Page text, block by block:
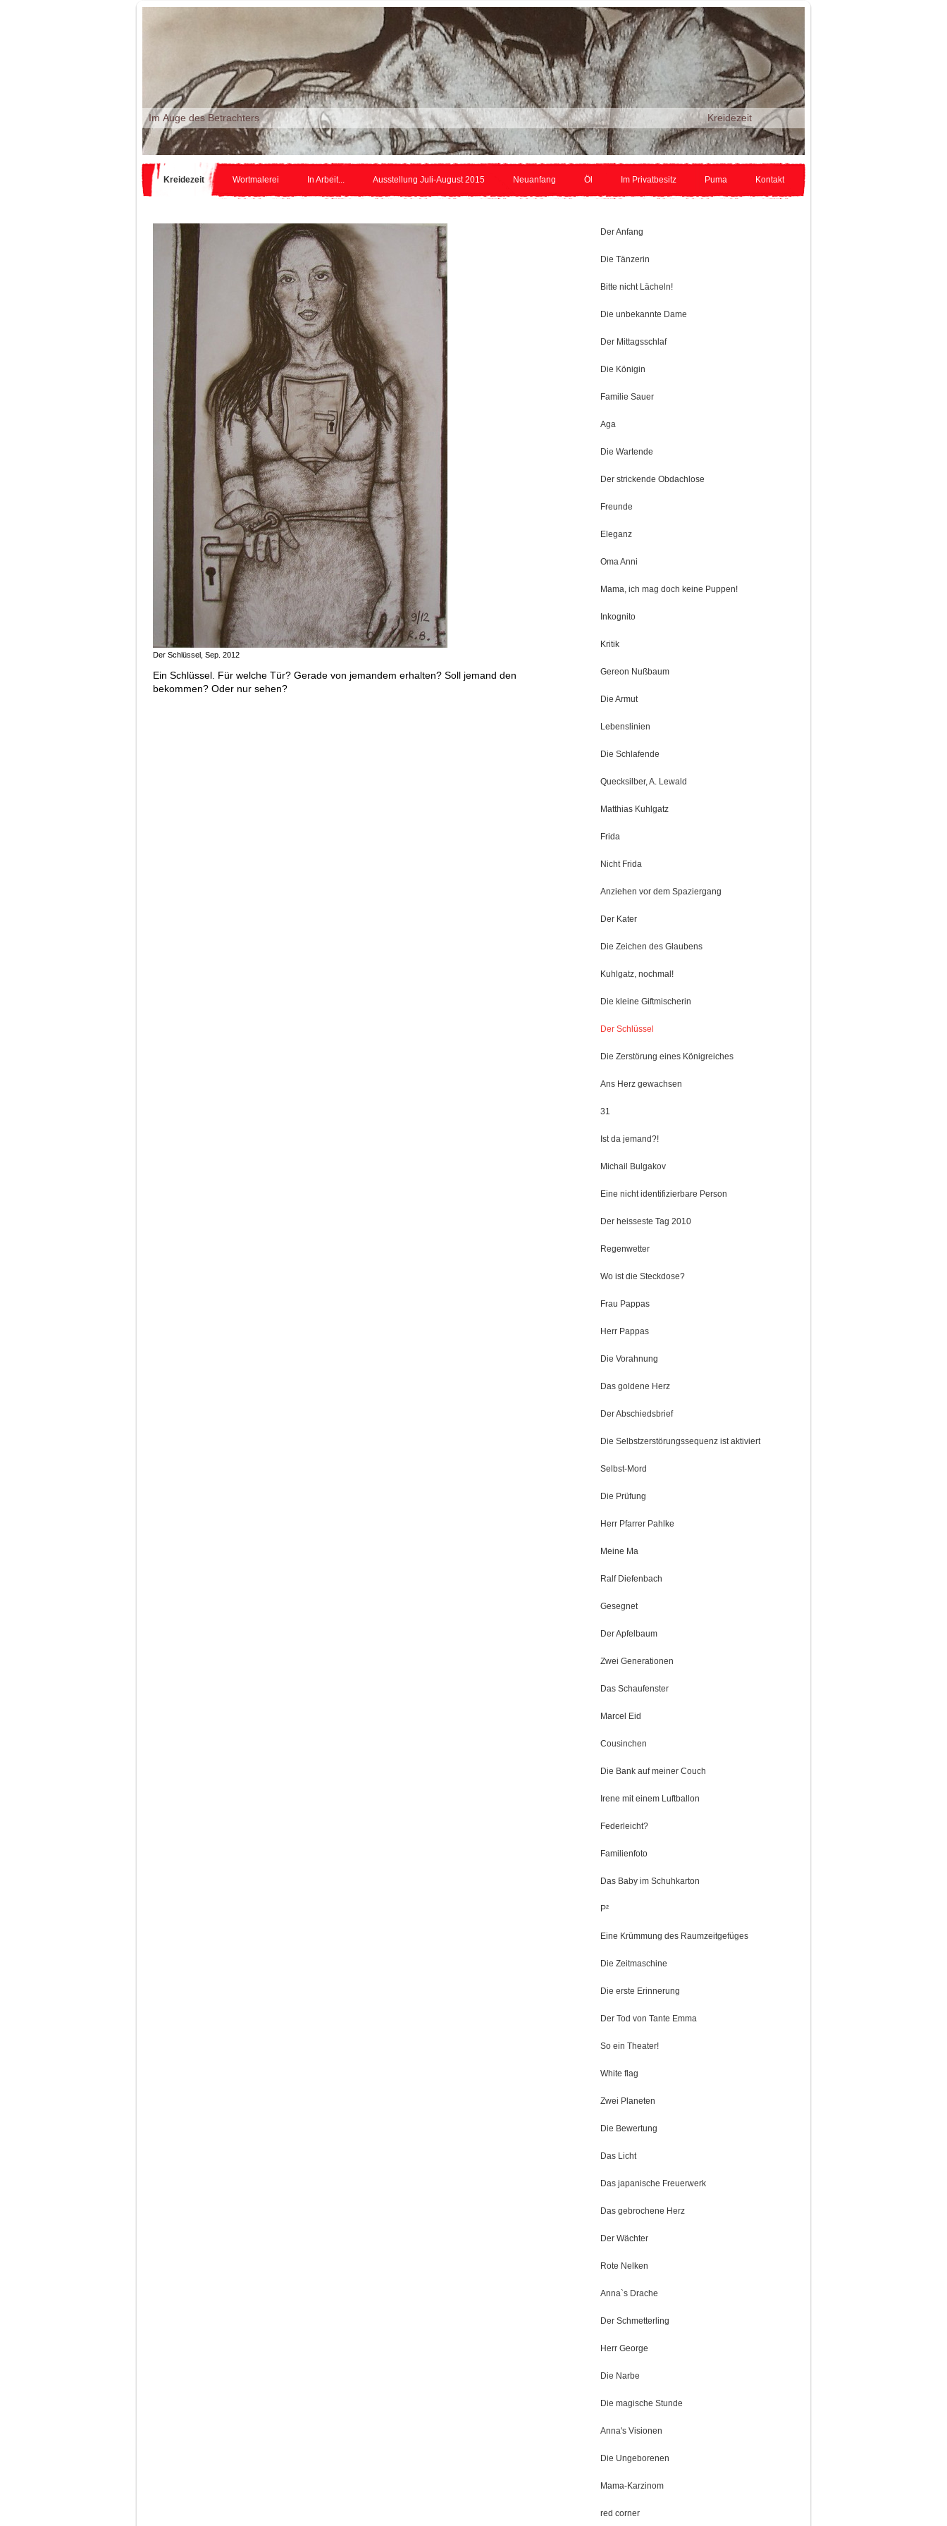
Im Auge des Betrachters Kreidezeit
Kreidezeit Wortmalerei In Arbeit... Ausstellung Juli-August 2015 Neuanfang Öl Im Privatbesitz Puma Kontakt
Der Schlüssel, Sep. 2012
Ein Schlüssel. Für welche Tür? Gerade von jemandem erhalten? Soll jemand den
bekommen? Oder nur sehen?
Der Anfang
Die Tänzerin
Bitte nicht Lächeln!
Die unbekannte Dame
Der Mittagsschlaf
Die Königin
Familie Sauer
Aga
Die Wartende
Der strickende Obdachlose
Freunde
Eleganz
Oma Anni
Mama, ich mag doch keine Puppen!
Inkognito
Kritik
Gereon Nußbaum
Die Armut
Lebenslinien
Die Schlafende
Quecksilber, A. Lewald
Matthias Kuhlgatz
Frida
Nicht Frida
Anziehen vor dem Spaziergang
Der Kater
Die Zeichen des Glaubens
Kuhlgatz, nochmal!
Die kleine Giftmischerin
Der Schlüssel
Die Zerstörung eines Königreiches
Ans Herz gewachsen
31
Ist da jemand?!
Michail Bulgakov
Eine nicht identifizierbare Person
Der heisseste Tag 2010
Regenwetter
Wo ist die Steckdose?
Frau Pappas
Herr Pappas
Die Vorahnung
Das goldene Herz
Der Abschiedsbrief
Die Selbstzerstörungssequenz ist aktiviert
Selbst-Mord
Die Prüfung
Herr Pfarrer Pahlke
Meine Ma
Ralf Diefenbach
Gesegnet
Der Apfelbaum
Zwei Generationen
Das Schaufenster
Marcel Eid
Cousinchen
Die Bank auf meiner Couch
Irene mit einem Luftballon
Federleicht?
Familienfoto
Das Baby im Schuhkarton
P²
Eine Krümmung des Raumzeitgefüges
Die Zeitmaschine
Die erste Erinnerung
Der Tod von Tante Emma
So ein Theater!
White flag
Zwei Planeten
Die Bewertung
Das Licht
Das japanische Freuerwerk
Das gebrochene Herz
Der Wächter
Rote Nelken
Anna`s Drache
Der Schmetterling
Herr George
Die Narbe
Die magische Stunde
Anna's Visionen
Die Ungeborenen
Mama-Karzinom
red corner